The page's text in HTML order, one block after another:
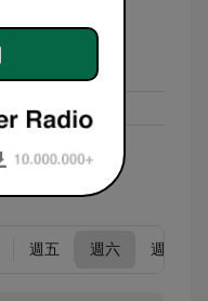
週五 週六 週日